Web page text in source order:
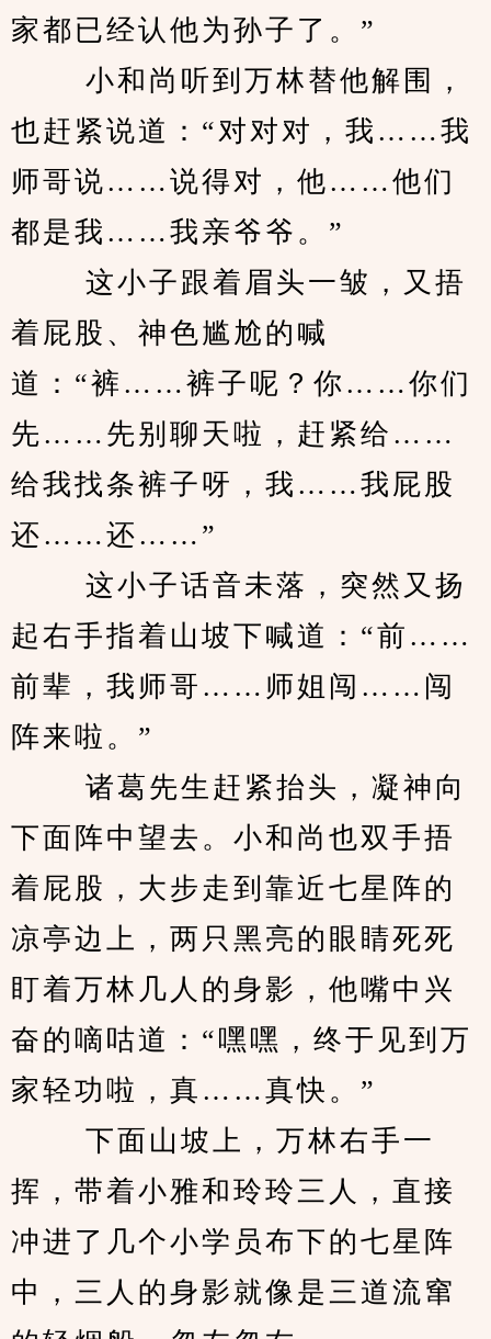
家都已经认他为孙子了。”
小和尚听到万林替他解围，
也赶紧说道：“对对对，我……我
师哥说……说得对，他……他们
都是我……我亲爷爷。”
这小子跟着眉头一皱，又捂
着屁股、神色尴尬的喊
道：“裤……裤子呢？你……你们
先……先别聊天啦，赶紧给……
给我找条裤子呀，我……我屁股
还……还……”
这小子话音未落，突然又扬
起右手指着山坡下喊道：“前……
前辈，我师哥……师姐闯……闯
阵来啦。”
诸葛先生赶紧抬头，凝神向
下面阵中望去。小和尚也双手捂
着屁股，大步走到靠近七星阵的
凉亭边上，两只黑亮的眼睛死死
盯着万林几人的身影，他嘴中兴
奋的嘀咕道：“嘿嘿，终于见到万
家轻功啦，真……真快。”
下面山坡上，万林右手一
挥，带着小雅和玲玲三人，直接
冲进了几个小学员布下的七星阵
中，三人的身影就像是三道流窜